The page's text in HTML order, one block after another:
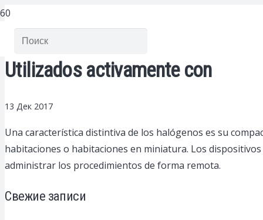
Utilizados activamente con
13 Дек 2017
Una característica distintiva de los halógenos es su
habitaciones o habitaciones en miniatura. Los
administrar los procedimientos de forma remota.
Свежие записи